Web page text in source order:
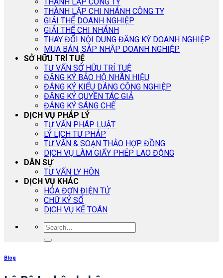
THÀNH LẬP CHI NHÁNH CÔNG TY
GIẢI THỂ DOANH NGHIỆP
GIẢI THỂ CHI NHÁNH
THAY ĐỔI NỘI DUNG ĐĂNG KÝ DOANH NGHIỆP
MUA BÁN, SÁP NHẬP DOANH NGHIỆP
SỞ HỮU TRÍ TUỆ
TƯ VẤN SỞ HỮU TRÍ TUỆ
ĐĂNG KÝ BẢO HỘ NHÃN HIỆU
ĐĂNG KÝ KIỂU DÁNG CÔNG NGHIỆP
ĐĂNG KÝ QUYỀN TÁC GIẢ
ĐĂNG KÝ SÁNG CHẾ
DỊCH VỤ PHÁP LÝ
TƯ VẤN PHÁP LUẬT
LÝ LỊCH TƯ PHÁP
TƯ VẤN & SOẠN THẢO HỢP ĐỒNG
DỊCH VỤ LÀM GIẤY PHÉP LAO ĐỘNG
DÂN SỰ
TƯ VẤN LY HÔN
DỊCH VỤ KHÁC
HÓA ĐƠN ĐIỆN TỬ
CHỮ KÝ SỐ
DỊCH VỤ KẾ TOÁN
Blog